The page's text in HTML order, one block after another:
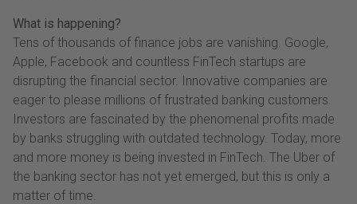
What is happening?
Tens of thousands of finance jobs are vanishing. Google,
Apple, Facebook and countless FinTech startups are
disrupting the financial sector. Innovative companies are
eager to please millions of frustrated banking customers.
Investors are fascinated by the phenomenal profits made
by banks struggling with outdated technology. Today, more
and more money is being invested in FinTech. The Uber of
the banking sector has not yet emerged, but this is only a
matter of time.